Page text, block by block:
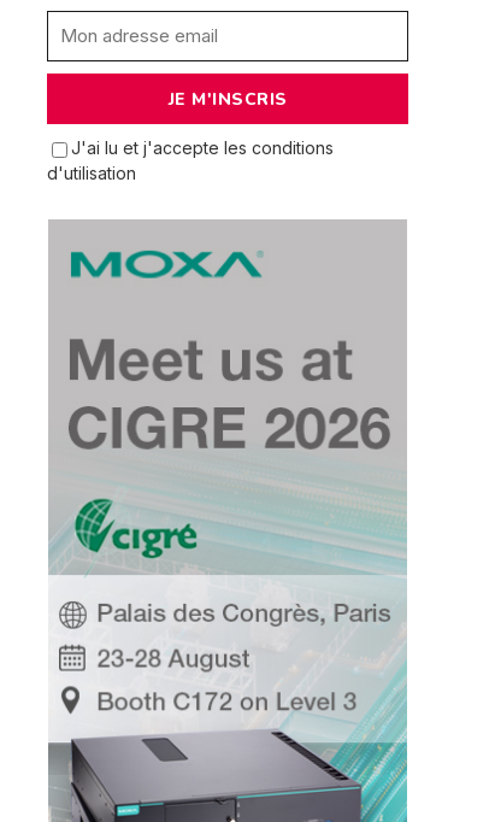
J'ai lu et j'accepte les conditions
d'utilisation